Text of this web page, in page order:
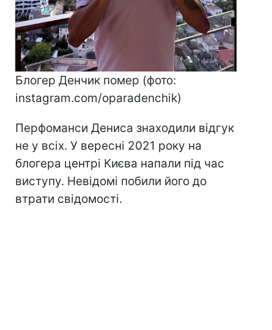
Блогер Денчик помер (фото:
instagram.com/oparadenchik)
Перфоманси Дениса знаходили відгук
не у всіх. У вересні 2021 року на
блогера центрі Києва напали під час
виступу. Невідомі побили його до
втрати свідомості.